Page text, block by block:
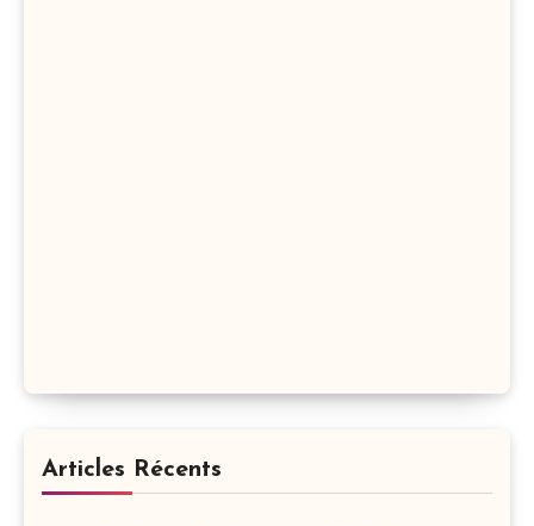
Articles Récents